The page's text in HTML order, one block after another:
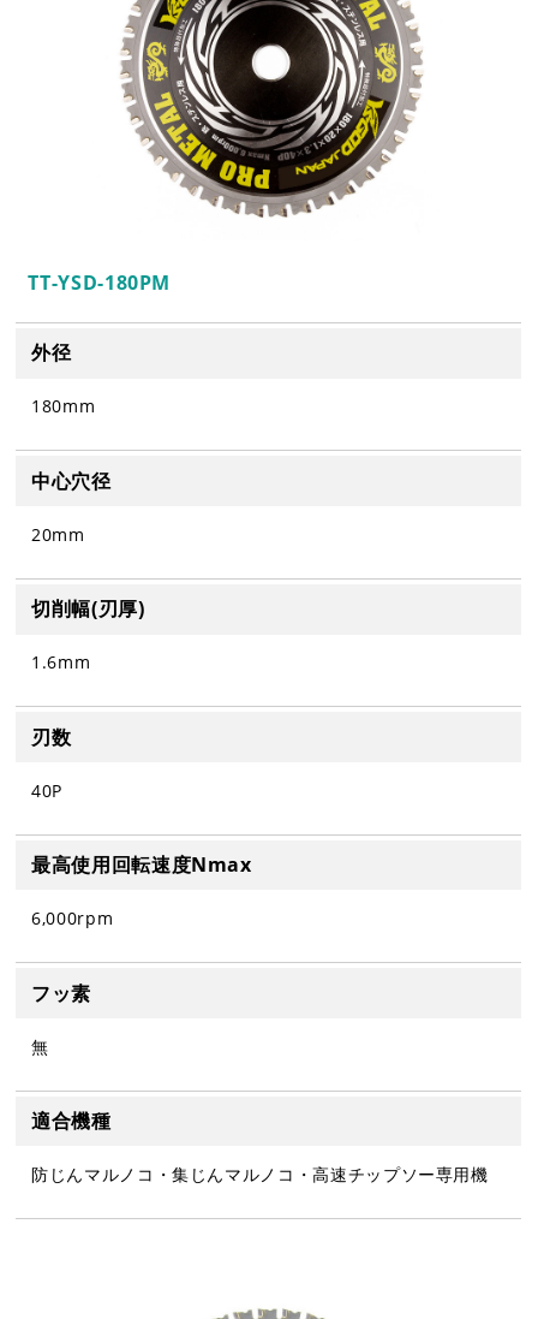
TT-YSD-180PM
外径
180mm
中心穴径
20mm
切削幅(刃厚)
1.6mm
刃数
40P
最高使用回転速度Nmax
6,000rpm
フッ素
無
適合機種
防じんマルノコ・集じんマルノコ・高速チップソー専用機